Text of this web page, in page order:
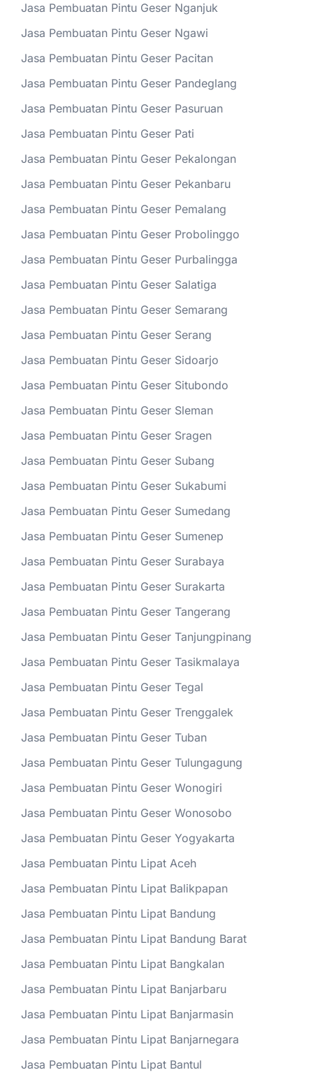
Jasa Pembuatan Pintu Geser Nganjuk
Jasa Pembuatan Pintu Geser Ngawi
Jasa Pembuatan Pintu Geser Pacitan
Jasa Pembuatan Pintu Geser Pandeglang
Jasa Pembuatan Pintu Geser Pasuruan
Jasa Pembuatan Pintu Geser Pati
Jasa Pembuatan Pintu Geser Pekalongan
Jasa Pembuatan Pintu Geser Pekanbaru
Jasa Pembuatan Pintu Geser Pemalang
Jasa Pembuatan Pintu Geser Probolinggo
Jasa Pembuatan Pintu Geser Purbalingga
Jasa Pembuatan Pintu Geser Salatiga
Jasa Pembuatan Pintu Geser Semarang
Jasa Pembuatan Pintu Geser Serang
Jasa Pembuatan Pintu Geser Sidoarjo
Jasa Pembuatan Pintu Geser Situbondo
Jasa Pembuatan Pintu Geser Sleman
Jasa Pembuatan Pintu Geser Sragen
Jasa Pembuatan Pintu Geser Subang
Jasa Pembuatan Pintu Geser Sukabumi
Jasa Pembuatan Pintu Geser Sumedang
Jasa Pembuatan Pintu Geser Sumenep
Jasa Pembuatan Pintu Geser Surabaya
Jasa Pembuatan Pintu Geser Surakarta
Jasa Pembuatan Pintu Geser Tangerang
Jasa Pembuatan Pintu Geser Tanjungpinang
Jasa Pembuatan Pintu Geser Tasikmalaya
Jasa Pembuatan Pintu Geser Tegal
Jasa Pembuatan Pintu Geser Trenggalek
Jasa Pembuatan Pintu Geser Tuban
Jasa Pembuatan Pintu Geser Tulungagung
Jasa Pembuatan Pintu Geser Wonogiri
Jasa Pembuatan Pintu Geser Wonosobo
Jasa Pembuatan Pintu Geser Yogyakarta
Jasa Pembuatan Pintu Lipat Aceh
Jasa Pembuatan Pintu Lipat Balikpapan
Jasa Pembuatan Pintu Lipat Bandung
Jasa Pembuatan Pintu Lipat Bandung Barat
Jasa Pembuatan Pintu Lipat Bangkalan
Jasa Pembuatan Pintu Lipat Banjarbaru
Jasa Pembuatan Pintu Lipat Banjarmasin
Jasa Pembuatan Pintu Lipat Banjarnegara
Jasa Pembuatan Pintu Lipat Bantul